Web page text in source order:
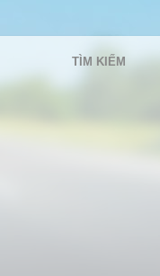
TÌM KIẾM